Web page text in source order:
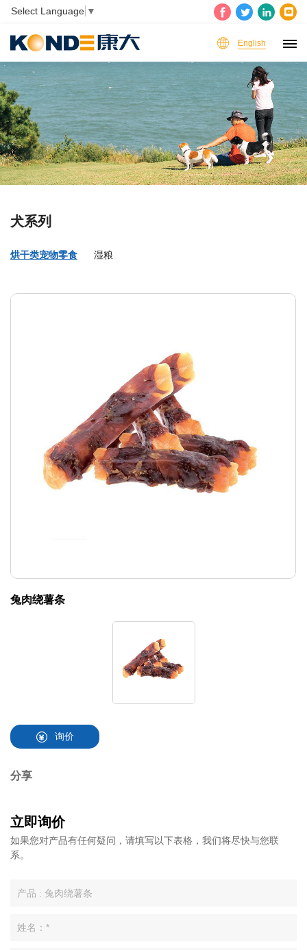
Select Language ▼
English
犬系列
烘干类宠物零食 湿粮
兔肉绕薯条
询价
分享
立即询价
如果您对产品有任何疑问，请填写以下表格，我们将尽快与您联
系。